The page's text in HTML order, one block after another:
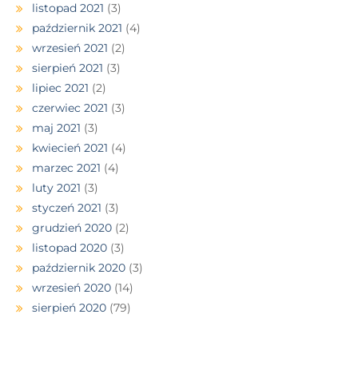
listopad 2021 (3)
październik 2021 (4)
wrzesień 2021 (2)
sierpień 2021 (3)
lipiec 2021 (2)
czerwiec 2021 (3)
maj 2021 (3)
kwiecień 2021 (4)
marzec 2021 (4)
luty 2021 (3)
styczeń 2021 (3)
grudzień 2020 (2)
listopad 2020 (3)
październik 2020 (3)
wrzesień 2020 (14)
sierpień 2020 (79)